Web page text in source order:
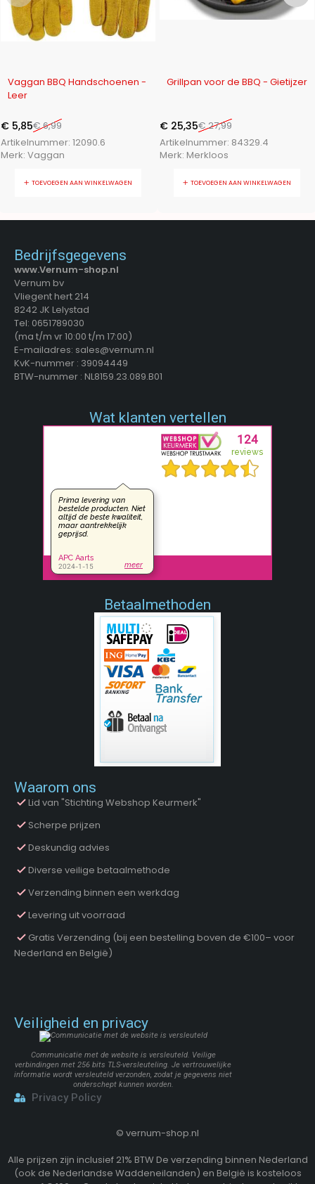
Vaggan BBQ Handschoenen -
Leer
€6,99
€ 5,85
Artikelnummer:12090.6
Merk:Vaggan
TOEVOEGEN AAN WINKELWAGEN
Grillpan voor de BBQ - Gietijzer
€27,99
€ 25,35
Artikelnummer: 84329.4
Merk: Merkloos
TOEVOEGEN AAN WINKELWAGEN
Bedrijfsgegevens
www.Vernum-shop.nl
Vernum bv
Vliegent hert 214
8242 JK Lelystad
Tel: 0651789030
(ma t/m vr 10:00 t/m 17:00)
E-mailadres: sales@vernum.nl
KvK-nummer : 39094449
BTW-nummer : NL8159.23.089.B01
Wat klanten vertellen
Betaalmethoden
Waarom ons
Lid van "Stichting Webshop Keurmerk"
Scherpe prijzen
Deskundig advies
Diverse veilige betaalmethode
Verzending binnen een werkdag
Levering uit voorraad
Gratis Verzending (bij een bestelling boven de €100– voor
Nederland en België)
Veiligheid en privacy
Communicatie met de website is versleuteld. Veilige
verbindingen met 256 bits TLS-versleuteling. Je vertrouwelijke
informatie wordt versleuteld verzonden, zodat je gegevens niet
onderschept kunnen worden.
Privacy Policy
© vernum-shop.nl
Alle prijzen zijn inclusief 21% BTW De verzending binnen Nederland
(ook de Nederlandse Waddeneilanden) en België is kosteloos